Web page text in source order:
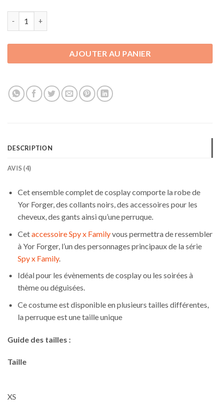
AJOUTER AU PANIER
DESCRIPTION
AVIS (4)
Cet ensemble complet de cosplay comporte la robe de
Yor Forger, des collants noirs, des accessoires pour les
cheveux, des gants ainsi qu’une perruque.
Cetaccessoire Spy x Familyvous permettra de ressembler
à Yor Forger, l’un des personnages principaux de la série
Spy x Family.
Idéal pour les évènements de cosplay ou les soirées à
thème ou déguisées.
Ce costume est disponible en plusieurs tailles différentes,
la perruque est une taille unique
Guide des tailles :
Taille
XS